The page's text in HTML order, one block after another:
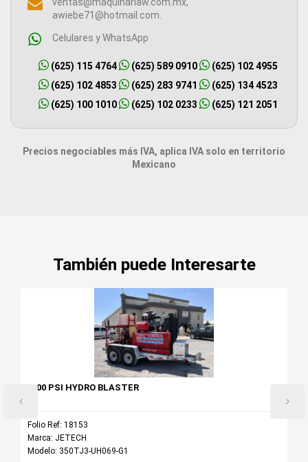
awiebe71@hotmail.com.
Celulares y WhatsApp
(625) 115 4764 (625) 589 0910
(625) 102 4955
(625) 102 4853
(625) 283 9741
(625) 134 4523
(625) 100 1010
(625) 102 0233 (625) 121 2051
Precios negociables más IVA, aplica IVA solo en territorio
Mexicano
También puede Interesarte
40000 PSI HYDRO BLASTER
Folio Ref: 18153
Marca: JETECH
Modelo: 350TJ3-UH069-G1